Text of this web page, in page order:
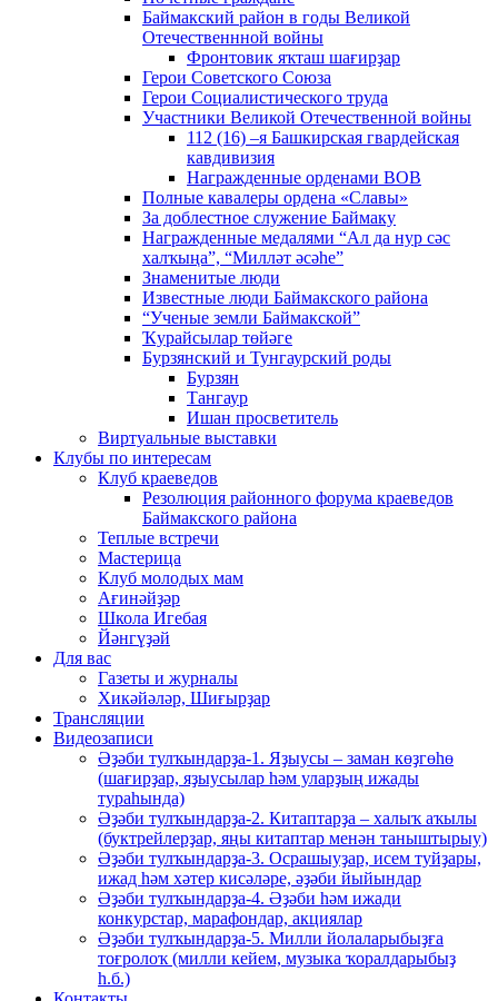
Баймакский район в годы Великой
Отечественнной войны
Фронтовик яҡташ шағирҙар
Герои Советского Союза
Герои Социалистического труда
Участники Великой Отечественной войны
112 (16) –я Башкирская гвардейская
кавдивизия
Награжденные орденами ВОВ
Полные кавалеры ордена «Славы»
За доблестное служение Баймаку
Награжденные медалями “Ал да нур сәс
халҡыңа”, “Милләт әсәһе”
Знаменитые люди
Известные люди Баймакского района
“Ученые земли Баймакской”
Ҡурайсылар төйәге
Бурзянский и Тунгаурский роды
Бурзян
Тангаур
Ишан просветитель
Виртуальные выставки
Клубы по интересам
Клуб краеведов
Резолюция районного форума краеведов
Баймакского района
Теплые встречи
Мастерица
Клуб молодых мам
Ағинәйҙәр
Школа Игебая
Йәнгүҙәй
Для вас
Газеты и журналы
Хикәйәләр, Шиғырҙар
Трансляции
Видеозаписи
Әҙәби тулҡындарҙа-1. Яҙыусы – заман көҙгөһө
(шағирҙар, яҙыусылар һәм уларҙың ижады
тураһында)
Әҙәби тулҡындарҙа-2. Китаптарҙа – халыҡ аҡылы
(буктрейлерҙар, яңы китаптар менән таныштырыу)
Әҙәби тулҡындарҙа-3. Осрашыуҙар, исем туйҙары,
ижад һәм хәтер кисәләре, әҙәби йыйындар
Әҙәби тулҡындарҙа-4. Әҙәби һәм ижади
конкурстар, марафондар, акциялар
Әҙәби тулҡындарҙа-5. Милли йолаларыбыҙға
тоғролоҡ (милли кейем, музыка ҡоралдарыбыҙ
һ.б.)